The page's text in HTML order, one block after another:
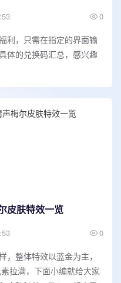
0
利，只需在指定的界面输
体的兑换码汇总，感兴趣
皮肤特效一览
0
，整体特效以蓝金为主，
拉满，下面小编就给大家